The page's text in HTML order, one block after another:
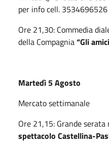
per info cell. 3534696526
Ore 21,30: Commedia
della Compagnia“Gli
Martedì 5 Agosto
Mercato settimanale
Ore 21,15: Grande serata
spettacolo Castellina-